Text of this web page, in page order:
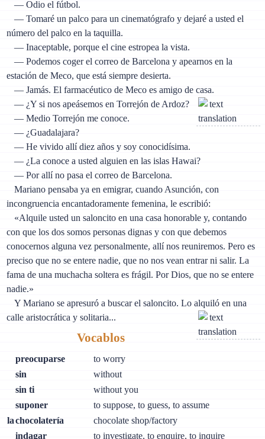
— Odio el fútbol.
— Tomaré un palco para un cinematógrafo y dejaré a usted el
número del palco en la taquilla.
— Inaceptable, porque el cine estropea la vista.
— Podemos coger el correo de Barcelona y apearnos en la
estación de Meco, que está siempre desierta.
— Jamás. El farmacéutico de Meco es amigo de casa.
— ¿Y si nos apeásemos en Torrejón de Ardoz?
— Medio Torrejón me conoce.
— ¿Guadalajara?
— He vivido allí diez años y soy conocidísima.
— ¿La conoce a usted alguien en las islas Hawai?
— Por allí no pasa el correo de Barcelona.
Mariano pensaba ya en emigrar, cuando Asunción, con
incongruencia encantadoramente femenina, le escribió:
«Alquile usted un saloncito en una casa honorable y, contando
con que los dos somos personas dignas y con que debemos
conocernos alguna vez personalmente, allí nos reuniremos. Pero es
preciso que no se entere nadie, que no nos vean entrar ni salir. La
fama de una muchacha soltera es frágil. Por Dios, que no se entere
nadie.»
Y Mariano se apresuró a buscar el saloncito. Lo alquiló en una
calle aristocrática y solitaria...
Vocablos
preocuparse
to worry
sin
without
sin ti
without you
suponer
to suppose, to guess, to assume
lachocolatería
chocolate shop/factory
indagar
to investigate, to enquire, to inquire